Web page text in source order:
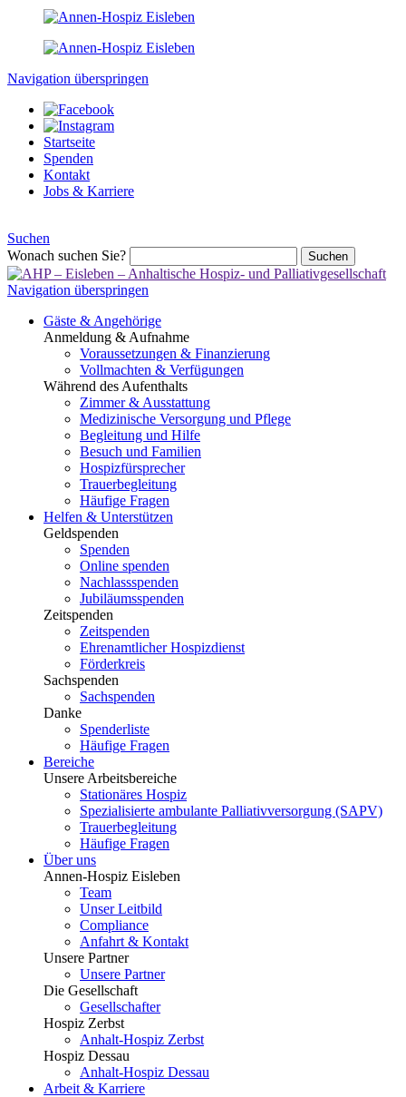
Navigation überspringen
Startseite
Spenden
Kontakt
Jobs & Karriere
Suchen
Wonach suchen Sie?
Suchen
Navigation überspringen
Gäste & Angehörige
Anmeldung & Aufnahme
Voraussetzungen & Finanzierung
Vollmachten & Verfügungen
Während des Aufenthalts
Zimmer & Ausstattung
Medizinische Versorgung und Pflege
Begleitung und Hilfe
Besuch und Familien
Hospizfürsprecher
Trauerbegleitung
Häufige Fragen
Helfen & Unterstützen
Geldspenden
Spenden
Online spenden
Nachlassspenden
Jubiläumsspenden
Zeitspenden
Zeitspenden
Ehrenamtlicher Hospizdienst
Förderkreis
Sachspenden
Sachspenden
Danke
Spenderliste
Häufige Fragen
Bereiche
Unsere Arbeitsbereiche
Stationäres Hospiz
Spezialisierte ambulante Palliativversorgung (SAPV)
Trauerbegleitung
Häufige Fragen
Über uns
Annen-Hospiz Eisleben
Team
Unser Leitbild
Compliance
Anfahrt & Kontakt
Unsere Partner
Unsere Partner
Die Gesellschaft
Gesellschafter
Hospiz Zerbst
Anhalt-Hospiz Zerbst
Hospiz Dessau
Anhalt-Hospiz Dessau
Arbeit & Karriere